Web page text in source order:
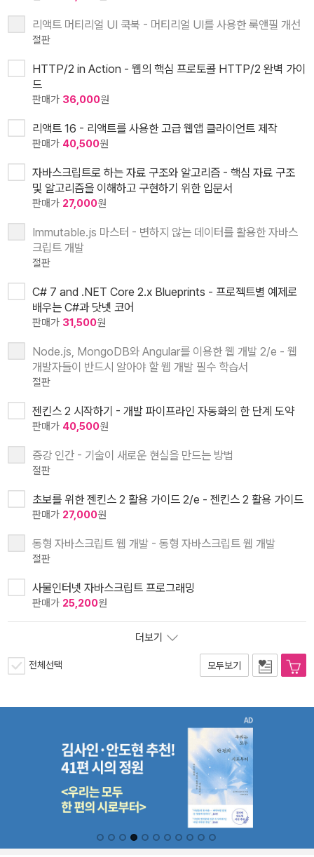
리액트 머티리얼 UI 쿡북 - 머티리얼 UI를 사용한 룩앤필 개선
절판
HTTP/2 in Action - 웹의 핵심 프로토콜 HTTP/2 완벽 가이
드
판매가 36,000원
리액트 16 - 리액트를 사용한 고급 웹앱 클라이언트 제작
판매가 40,500원
자바스크립트로 하는 자료 구조와 알고리즘 - 핵심 자료 구조
및 알고리즘을 이해하고 구현하기 위한 입문서
판매가 27,000원
Immutable.js 마스터 - 변하지 않는 데이터를 활용한 자바스
크립트 개발
절판
C# 7 and .NET Core 2.x Blueprints - 프로젝트별 예제로
배우는 C#과 닷넷 코어
판매가 31,500원
Node.js, MongoDB와 Angular를 이용한 웹 개발 2/e - 웹
개발자들이 반드시 알아야 할 웹 개발 필수 학습서
절판
젠킨스 2 시작하기 - 개발 파이프라인 자동화의 한 단계 도약
판매가 40,500원
증강 인간 - 기술이 새로운 현실을 만드는 방법
절판
초보를 위한 젠킨스 2 활용 가이드 2/e - 젠킨스 2 활용 가이드
판매가 27,000원
동형 자바스크립트 웹 개발 - 동형 자바스크립트 웹 개발
절판
사물인터넷 자바스크립트 프로그래밍
판매가 25,200원
더보기
전체선택 모두보기